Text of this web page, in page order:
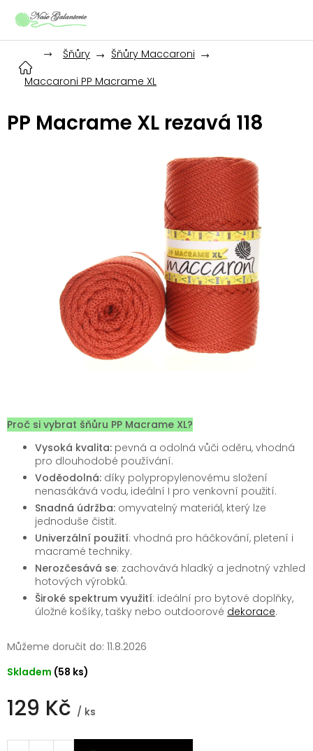
Šňůry
Šňůry Maccaroni
Maccaroni PP Macrame XL
PP Macrame XL rezavá 118
129 Kč / ks
cena:
Skladem (58 ks)
Můžeme doručit do: 11.8.2026
Proč si vybrat šňůru PP Macrame XL?
Vysoká kvalita: pevná a odolná vůči oděru, vhodná
pro dlouhodobé používání.
Voděodolná: díky polypropylenovému složení
nenasákává vodu, ideální I pro venkovní použití.
Snadná údržba: omyvatelný materiál, který lze
jednoduše čistit.
Univerzální použití: vhodná pro háčkování, pletení i
macramé techniky.
Nerozčesává se: zachovává hladký a jednotný vzhled
hotových výrobků.
Široké spektrum využití: ideální pro bytové doplňky,
úložné košíky, tašky nebo outdoorové dekorace.